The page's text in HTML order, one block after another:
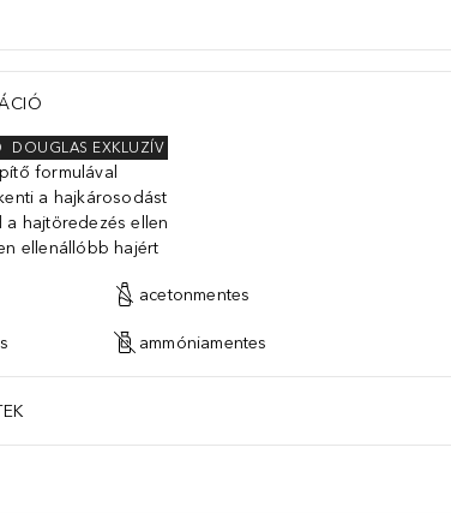
DOUGLAS EXKLUZÍV
formulával
a hajkárosodást
a hajtöredezés ellen
ellenállóbb hajért
acetonmentes
ammóniamentes